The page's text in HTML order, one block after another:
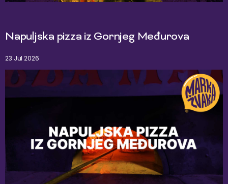
Napuljska pizza iz Gornjeg Međurova
23 Jul 2026